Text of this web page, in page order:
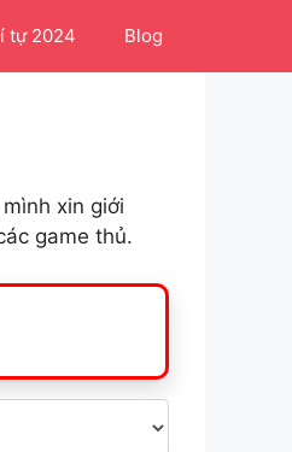
tự 2024 Blog
xin giới
game thủ.